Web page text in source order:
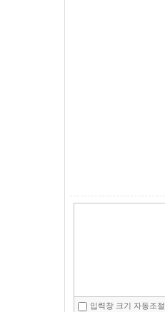
입력창 크기 자동조절